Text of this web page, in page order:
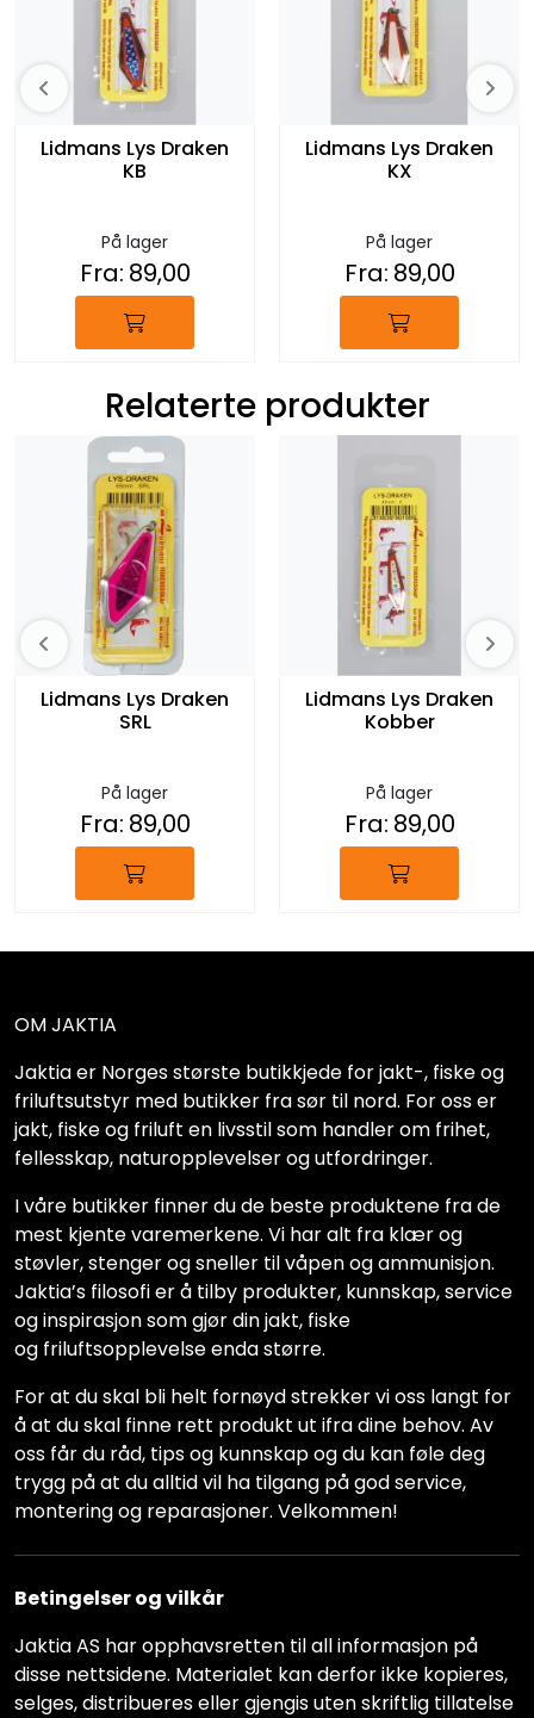
Lidmans Lys Draken
KB
På lager
Fra: 89,00
Lidmans Lys Draken
KX
På lager
Fra: 89,00
Relaterte produkter
Lidmans Lys Draken
SRL
På lager
Fra: 89,00
Lidmans Lys Draken
Kobber
På lager
Fra: 89,00
OM JAKTIA
Jaktia er Norges største butikkjede for jakt-, fiske og
friluftsutstyr med butikker fra sør til nord. For oss er
jakt, fiske og friluft en livsstil som handler om frihet,
fellesskap, naturopplevelser og utfordringer.
I våre butikker finner du de beste produktene fra de
mest kjente varemerkene. Vi har alt fra klær og
støvler, stenger og sneller til våpen og ammunisjon.
Jaktia’s filosofi er å tilby produkter, kunnskap, service
og inspirasjon som gjør din jakt, fiske
og friluftsopplevelse enda større.
For at du skal bli helt fornøyd strekker vi oss langt for
å at du skal finne rett produkt ut ifra dine behov. Av
oss får du råd, tips og kunnskap og du kan føle deg
trygg på at du alltid vil ha tilgang på god service,
montering og reparasjoner. Velkommen!
Betingelser og vilkår
Jaktia AS har opphavsretten til all informasjon på
disse nettsidene. Materialet kan derfor ikke kopieres,
selges, distribueres eller gjengis uten skriftlig tillatelse